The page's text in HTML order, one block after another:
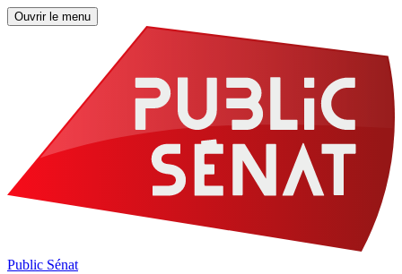
Ouvrir le menu
Public Sénat